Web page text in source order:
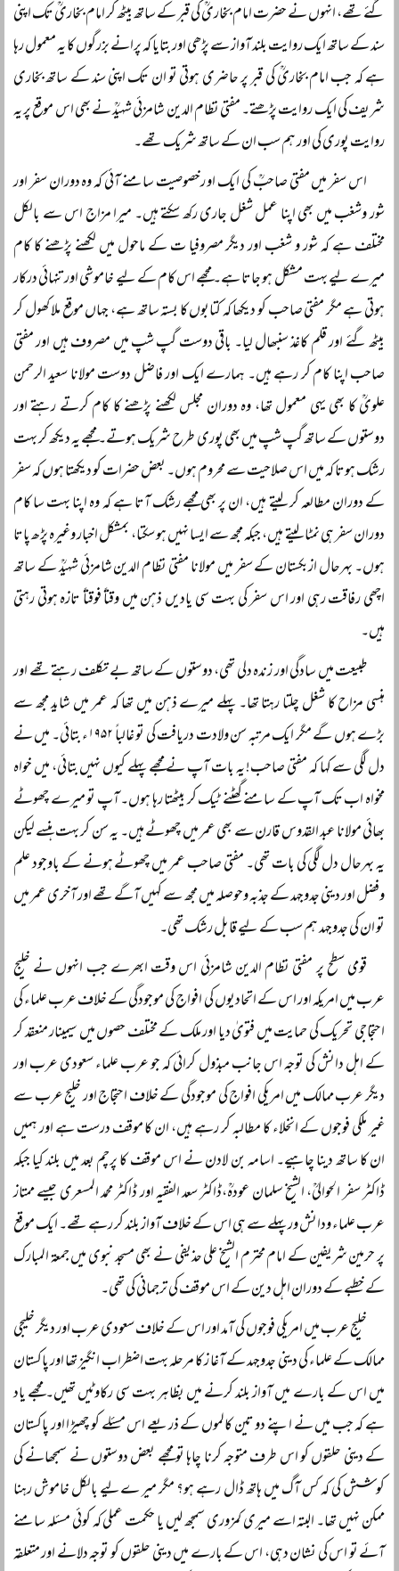
گئے تھے، انہوں نے حضرت امام بخاریؒ کی قبر کے ساتھ بیٹھ کر امام بخاریؒ تک اپنی
سند کے ساتھ ایک روایت بلند آواز سے پڑھی اور بتایا کہ پرانے بزرگوں کا یہ معمول رہا
ہے کہ جب امام بخاریؒ کی قبر پر حاضری ہوتی تو ان تک اپنی سند کے ساتھ بخاری
شریف کی ایک روایت پڑھتے۔ مفتی نظام الدین شامزئی شہیدؒ نے بھی اس موقع پر یہ
روایت پوری کی اور ہم سب ان کے ساتھ شریک تھے۔
اس سفر میں مفتی صاحبؒ کی ایک او رخصوصیت سامنے آئی کہ وہ دوران سفر اور
شور وشغب میں بھی اپنا عمل شغل جاری رکھ سکتے ہیں۔ میرا مزاج اس سے بالکل
مختلف ہے کہ شور و شغب اور دیگر مصروفیا ت کے ماحول میں لکھنے پڑھنے کا کام
میرے لیے بہت مشکل ہو جاتا ہے۔ مجھے اس کام کے لیے خاموشی اور تنہائی درکار
ہوتی ہے مگر مفتی صاحب کو دیکھا کہ کتابوں کا بستہ ساتھ ہے، جہاں موقع ملا کھول کر
بیٹھ گئے اور قلم کاغذ سنبھال لیا۔ باقی دوست گپ شپ میں مصروف ہیں اور مفتی
صاحب اپنا کام کر رہے ہیں۔ ہمارے ایک اور فاضل دوست مولانا سعید الرحمن
علویؒ کا بھی یہی معمول تھا، وہ دوران مجلس لکھنے پڑھنے کا کام کرتے رہتے اور
دوستوں کے ساتھ گپ شپ میں بھی پوری طرح شریک ہوتے۔ مجھے یہ دیکھ کر بہت
رشک ہوتا کہ میں اس صلاحیت سے محروم ہوں۔ بعض حضرات کو دیکھتا ہوں کہ سفر
کے دوران مطالعہ کر لیتے ہیں، ان پر بھی مجھے رشک آتا ہے کہ وہ اپنا بہت سا کام
دوران سفر ہی نمٹا لیتے ہیں، جبکہ مجھ سے ایسا نہیں ہو سکتا، بمشکل اخبار وغیرہ پڑھ پاتا
ہوں۔ بہرحال ازبکستان کے سفر میں مولانا مفتی نظام الدین شامزئی شہیدؒ کے ساتھ
اچھی رفاقت رہی اور اس سفر کی بہت سی یادیں ذہن میں وقتاً‌ فوقتاً‌ تازہ ہوتی رہتی
ہیں۔
طبیعت میں سادگی اور زندہ دلی تھی، دوستوں کے ساتھ بے تکلف رہتے تھے اور
ہنسی مزاح کا شغل چلتا رہتا تھا۔ پہلے میرے ذہن میں تھا کہ عمر میں شاید مجھ سے
بڑے ہوں گے مگر ایک مرتبہ سن ولادت دریافت کی تو غالباً‌ ۱۹۵۲ء بتائی۔ میں نے
دل لگی سے کہا کہ مفتی صاحب! یہ بات آپ نے مجھے پہلے کیوں نہیں بتائی، میں خواہ
مخواہ اب تک آپ کے سامنے گھٹنے ٹیک کر بیٹھتا رہا ہوں۔ آپ تو میرے چھوٹے
بھائی مولانا عبد القدوس قارن سے بھی عمر میں چھوٹے ہیں۔ یہ سن کر بہت ہنسے لیکن
یہ بہرحال دل لگی کی بات تھی۔ مفتی صاحب عمر میں چھوٹے ہونے کے باوجود علم
وفضل اور دینی جدوجہد کے جذبہ وحوصلہ میں مجھ سے کہیں آگے تھے اور آخری عمر میں
تو ان کی جدوجہد ہم سب کے لیے قابل رشک تھی۔
قومی سطح پر مفتی نظام الدین شامزئی اس وقت ابھرے جب انہوں نے خلیج
عرب میں امریکہ اور اس کے اتحادیوں کی افواج کی موجودگی کے خلاف عرب علماء کی
احتجاجی تحریک کی حمایت میں فتویٰ دیا اور ملک کے مختلف حصوں میں سیمینار منعقد کر
کے اہل دانش کی توجہ اس جانب مبذول کرائی کہ جو عرب علماء سعودی عرب اور
دیگر عرب ممالک میں امریکی افواج کی موجودگی کے خلاف احتجاج اور خلیج عرب سے
غیر ملکی فوجوں کے انخلاء کا مطالبہ کر رہے ہیں، ان کا موقف درست ہے اور ہمیں
ان کا ساتھ دینا چاہیے۔ اسامہ بن لادن نے اس موقف کا پرچم بعد میں بلند کیا جبکہ
ڈاکٹر سفر الحوالیؒ، الشیخ سلمان عودہؒ،ڈاکٹر سعد الفقیہ اور ڈاکٹر محمد المسعری جیسے ممتاز
عرب علماء ودانش ور پہلے سے ہی اس کے خلاف آواز بلند کر رہے تھے۔ ایک موقع
پر حرمین شریفین کے امام محترم الشیخ علی حذیفی نے بھی مسجد نبوی میں جمعۃ المبارک
کے خطبے کے دوران اہل دین کے اس موقف کی ترجمانی کی تھی۔
خلیج عرب میں امریکی فوجوں کی آمد اور اس کے خلاف سعودی عرب اور دیگر خلیجی
ممالک کے علماء کی دینی جدوجہد کے آغا ز کا مرحلہ بہت اضطراب انگیز تھا اور پاکستان
میں اس کے بارے میں آواز بلند کرنے میں بظاہر بہت سی رکاوٹیں تھیں۔ مجھے یاد
ہے کہ جب میں نے اپنے دو تین کالموں کے ذریعے اس مسئلے کو چھیڑا اور پاکستان
کے دینی حلقوں کو اس طرف متوجہ کرنا چاہا تو مجھے بعض دوستوں نے سمجھانے کی
کوشش کی کہ کس آگ میں ہاتھ ڈال رہے ہو؟ مگر میر ےلیے بالکل خاموش رہنا
ممکن نہیں تھا۔ البتہ اسے میری کمزوری سمجھ لیں یا حکمت عملی کہ کوئی مسئلہ سامنے
آئے تو اس کی نشان دہی، اس کے بارے میں دینی حلقوں کو توجہ دلانے اور متعلقہ